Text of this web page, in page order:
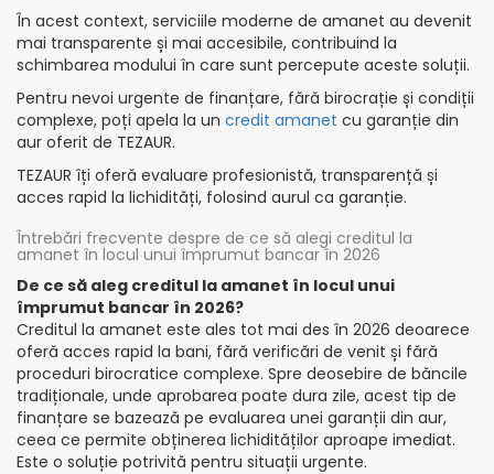
În acest context, serviciile moderne de amanet au devenit
mai transparente și mai accesibile, contribuind la
schimbarea modului în care sunt percepute aceste soluții.
Pentru nevoi urgente de finanțare, fără birocrație și condiții
complexe, poți apela la un credit amanet cu garanție din
aur oferit de TEZAUR.
TEZAUR îți oferă evaluare profesionistă, transparență și
acces rapid la lichidități, folosind aurul ca garanție.
Întrebări frecvente despre de ce să alegi creditul la
amanet în locul unui împrumut bancar în 2026
De ce să aleg creditul la amanet în locul unui
împrumut bancar în 2026?
Creditul la amanet este ales tot mai des în 2026 deoarece
oferă acces rapid la bani, fără verificări de venit și fără
proceduri birocratice complexe. Spre deosebire de băncile
tradiționale, unde aprobarea poate dura zile, acest tip de
finanțare se bazează pe evaluarea unei garanții din aur,
ceea ce permite obținerea lichidităților aproape imediat.
Este o soluție potrivită pentru situații urgente.